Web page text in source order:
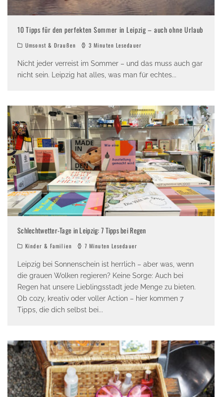
10 Tipps für den perfekten Sommer in Leipzig – auch ohne Urlaub
Umsonst & Draußen 3 Minuten Lesedauer
Nicht jeder verreist im Sommer – und das muss auch gar
nicht sein. Leipzig hat alles, was man für echtes...
Schlechtwetter-Tage in Leipzig: 7 Tipps bei Regen
Kinder & Familien 7 Minuten Lesedauer
Leipzig bei Sonnenschein ist herrlich – aber was, wenn
die grauen Wolken regieren? Keine Sorge: Auch bei
Regen hat unsere Lieblingsstadt jede Menge zu bieten.
Ob cozy, kreativ oder voller Action – hier kommen 7
Tipps, die dich selbst bei...